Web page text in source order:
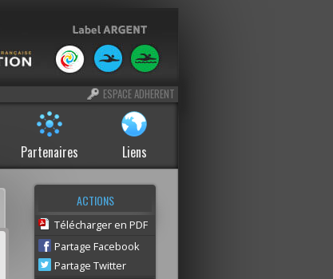
ESPACE ADHERENT
Partenaires Liens
ACTIONS
Télécharger en PDF
Partage Facebook
Partage Twitter